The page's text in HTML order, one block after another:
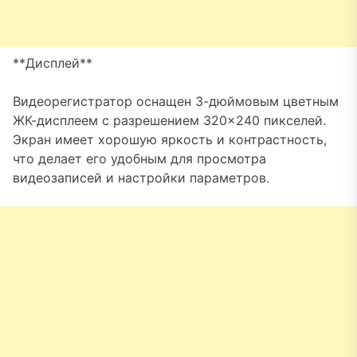
**Дисплей**
Видеорегистратор оснащен 3-дюймовым цветным
ЖК-дисплеем с разрешением 320×240 пикселей.
Экран имеет хорошую яркость и контрастность,
что делает его удобным для просмотра
видеозаписей и настройки параметров.